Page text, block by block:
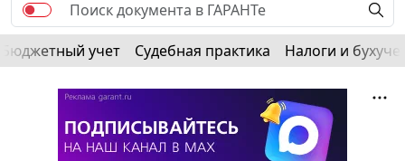
Бюджетный учет Судебная практика Налоги и